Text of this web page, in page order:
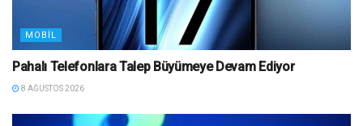
MOBIL
Pahalı Telefonlara Talep Büyümeye Devam Ediyor
8 AĞUSTOS 2026